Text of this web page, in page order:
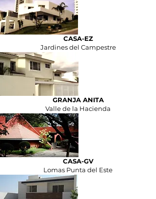
CASA-EZ
Jardines del Campestre
GRANJA ANITA
Valle de la Hacienda
CASA-GV
Lomas Punta del Este